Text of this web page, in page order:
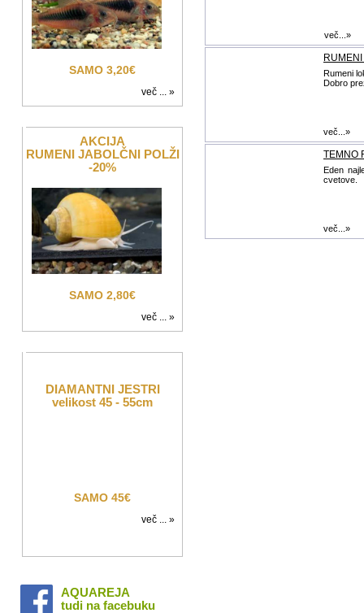
SAMO 3,20€
več ... »
AKCIJA
RUMENI JABOLČNI POLŽI
-20%
SAMO 2,80€
več ... »
DIAMANTNI JESTRI
velikost 45 - 55cm
SAMO 45€
več ... »
AQUAREJA
tudi na facebuku
več...»
Rumeni
Dobro
več...»
TEMNO
Eden
cvetove.
več...»